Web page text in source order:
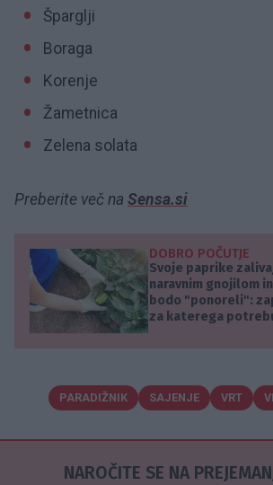
Šparglji
Boraga
Korenje
Žametnica
Zelena solata
Preberite več na Sensa.si
DOBRO POČUTJE
Svoje paprike
naravnim gnojilom
bodo "ponoreli":
za katerega
PARADIŽNIK SAJENJE VRT
NAROČITE SE NA